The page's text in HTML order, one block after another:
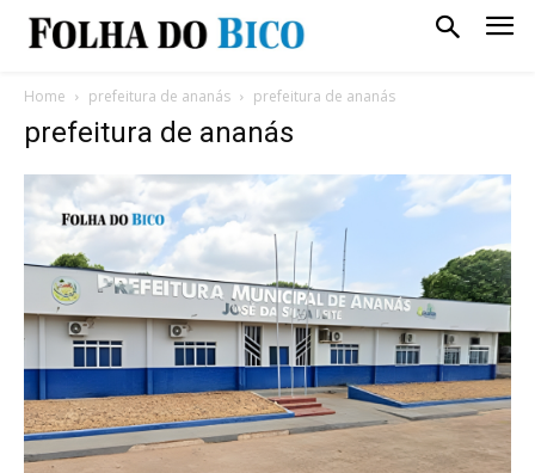
Home prefeitura de ananás prefeitura de ananás
prefeitura de ananás